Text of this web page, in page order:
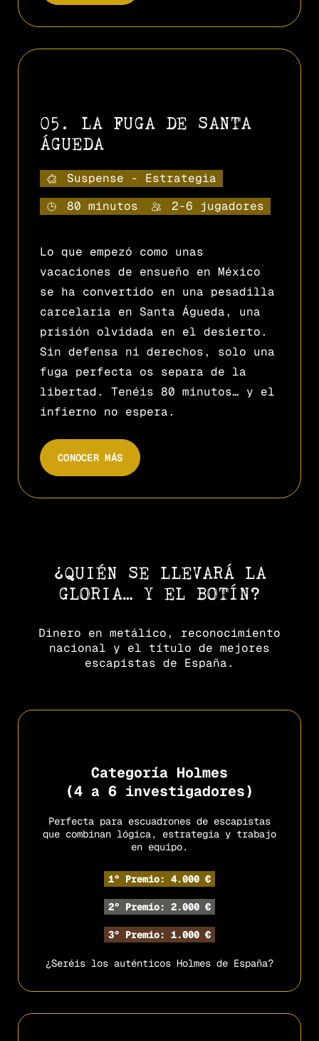
05. LA FUGA DE SANTA
ÁGUEDA
Suspense - Estrategia
80 minutos
2-6 jugadores
Lo que empezó como unas
vacaciones de ensueño en México
se ha convertido en una pesadilla
carcelaria en Santa Águeda, una
prisión olvidada en el desierto.
Sin defensa ni derechos, solo una
fuga perfecta os separa de la
libertad. Tenéis 80 minutos… y el
infierno no espera.
CONOCER MÁS
¿QUIÉN SE LLEVARÁ LA
GLORIA… Y EL BOTÍN?
Dinero en metálico, reconocimiento
nacional y el título de mejores
escapistas de España.
Categoría Holmes
(4 a 6 investigadores)
Perfecta para escuadrones de escapistas
que combinan lógica, estrategia y trabajo
en equipo.
1º Premio: 4.000 €
2º Premio: 2.000 €
3º Premio: 1.000 €
¿Seréis los auténticos Holmes de España?